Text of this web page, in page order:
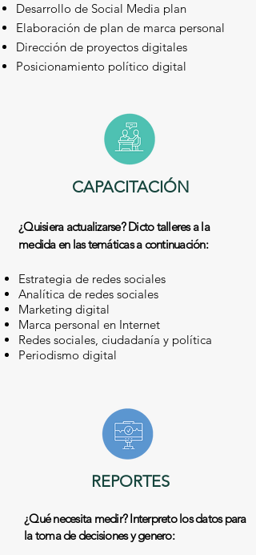
Desarrollo de Social Media plan
Elaboración de plan de marca personal
Dirección de proyectos digitales
Posicionamiento político digital
CAPACITACIÓN
¿Quisiera actualizarse? Dicto talleres a la
medida en las temáticas a continuación:
Estrategia de redes sociales
Analítica de redes sociales
Marketing digital
Marca personal en Internet
Redes sociales, ciudadanía y política
Periodismo digital
REPORTES
¿Qué necesita medir? Interpreto los datos para
la toma de decisiones y genero: